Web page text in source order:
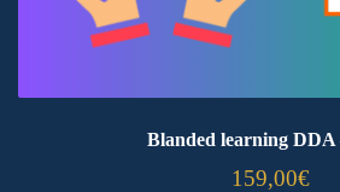
Blanded learning DDA
159,00€